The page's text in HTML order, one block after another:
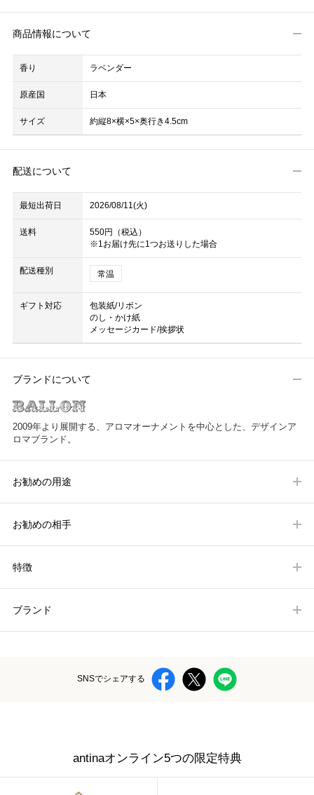
商品情報について
香り ラベンダー
原産国 日本
サイズ 約縦8×横×5×奥行き4.5cm
配送について
最短出荷日 2026/08/11(火)
送料
550円（税込）
※1お届け先に1つお送りした場合
配送種別 常温
ギフト対応
包装紙/リボン
のし・かけ紙
メッセージカード/挨拶状
ブランドについて
2009年より展開する、アロマオーナメントを中心とした、デザインア
ロマブランド。
お勧めの用途
お勧めの相手
特徴
ブランド
SNSでシェアする
antinaオンライン5つの限定特典